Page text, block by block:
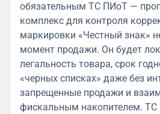
обязательным ТС ПИоТ —
комплекс для контроля
маркировки «Честный знак»
момент продажи. Он будет
легальность товара, срок
«черных списках» даже без
запрещенные продажи и
фискальным накопителем.